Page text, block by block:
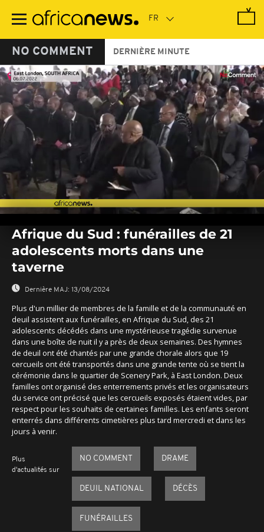
contenu
NO COMMENT DERNIÈRE MINUTE
seconds
seconds
Afrique du Sud : funérailles de 21
adolescents morts dans une
taverne
Dernière MAJ: 13/08/2024
Plus d'un millier de membres de la famille et de la communauté en
deuil assistent aux funérailles, en Afrique du Sud, des 21
adolescents décédés dans une mystérieuse tragédie survenue
dans une boîte de nuit il y a près de deux semaines. Des hymnes
de deuil ont été chantés par une grande chorale alors que 19
cercueils ont été transportés dans une grande tente où se tient la
cérémonie dans le quartier de Scenery Park, à East London. Deux
familles ont organisé des enterrements privés et les organisateurs
du service ont précisé que les cercueils exposés étaient vides, par
respect pour les souhaits de certaines familles. Les enfants seront
enterrés dans différents cimetières plus tard mercredi et dans les
jours à venir.
Plus
d'actualités sur
NO COMMENT DRAME
DEUIL NATIONAL DÉCÈS
FUNÉRAILLES